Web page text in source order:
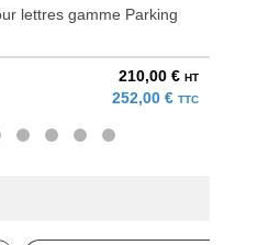
lettres gamme Parking
210,00 € HT
252,00 € TTC